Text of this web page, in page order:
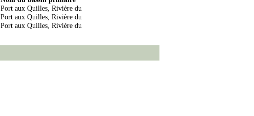
Port aux Quilles, Rivière du
Port aux Quilles, Rivière du
Port aux Quilles, Rivière du